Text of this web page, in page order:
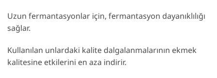
Uzun fermantasyonlar için, fermantasyon dayanıklılığı
sağlar.
Kullanılan unlardaki kalite dalgalanmalarının ekmek
kalitesine etkilerini en aza indirir.